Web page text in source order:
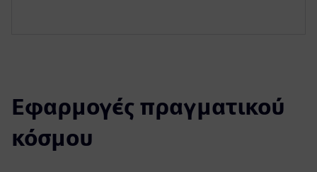
Εφαρμογές πραγματικού
κόσμου